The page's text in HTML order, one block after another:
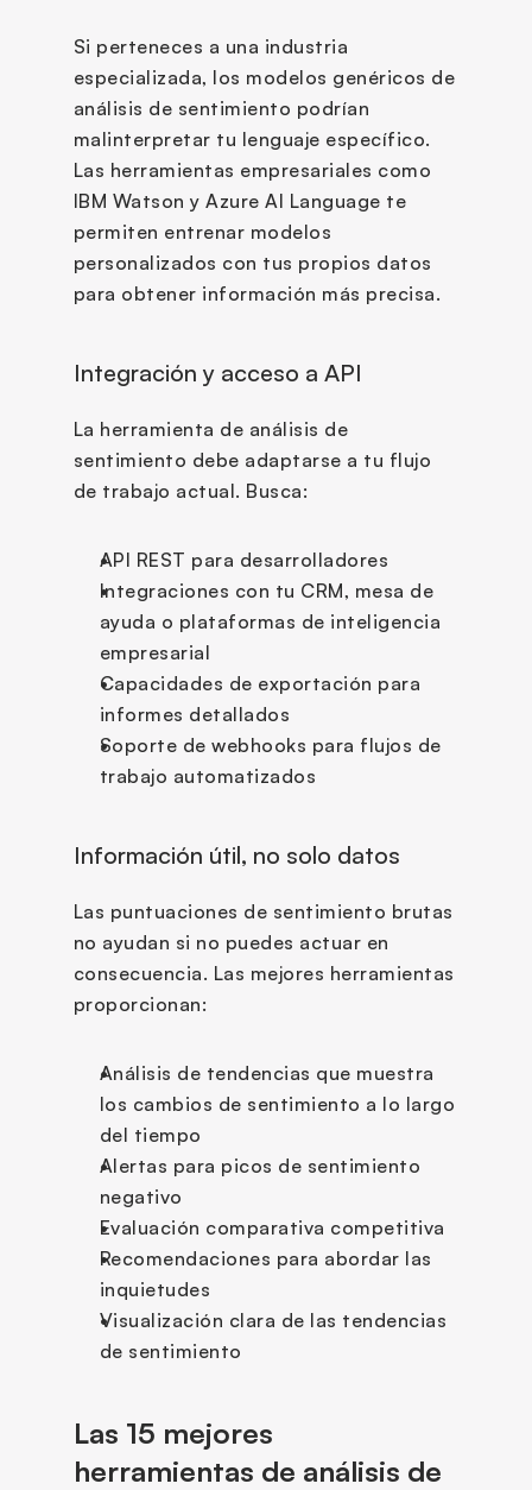
Si perteneces a una industria
especializada, los modelos genéricos de
análisis de sentimiento podrían
malinterpretar tu lenguaje específico.
Las herramientas empresariales como
IBM Watson y Azure AI Language te
permiten entrenar modelos
personalizados con tus propios datos
para obtener información más precisa.
Integración y acceso a API
La herramienta de análisis de
sentimiento debe adaptarse a tu flujo
de trabajo actual. Busca:
API REST para desarrolladores
Integraciones con tu CRM, mesa de
ayuda o plataformas de inteligencia
empresarial
Capacidades de exportación para
informes detallados
Soporte de webhooks para flujos de
trabajo automatizados
Información útil, no solo datos
Las puntuaciones de sentimiento brutas
no ayudan si no puedes actuar en
consecuencia. Las mejores herramientas
proporcionan:
Análisis de tendencias que muestra
los cambios de sentimiento a lo largo
del tiempo
Alertas para picos de sentimiento
negativo
Evaluación comparativa competitiva
Recomendaciones para abordar las
inquietudes
Visualización clara de las tendencias
de sentimiento
Las 15 mejores
herramientas de análisis de